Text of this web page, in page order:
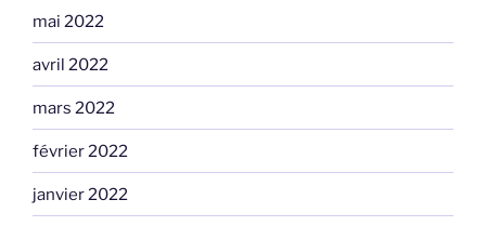
mai 2022
avril 2022
mars 2022
février 2022
janvier 2022